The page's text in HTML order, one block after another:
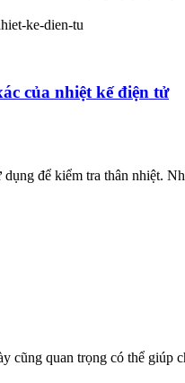
của nhiệt kế điện tử
để kiểm tra thân nhiệt.
cũng quan trọng có thể